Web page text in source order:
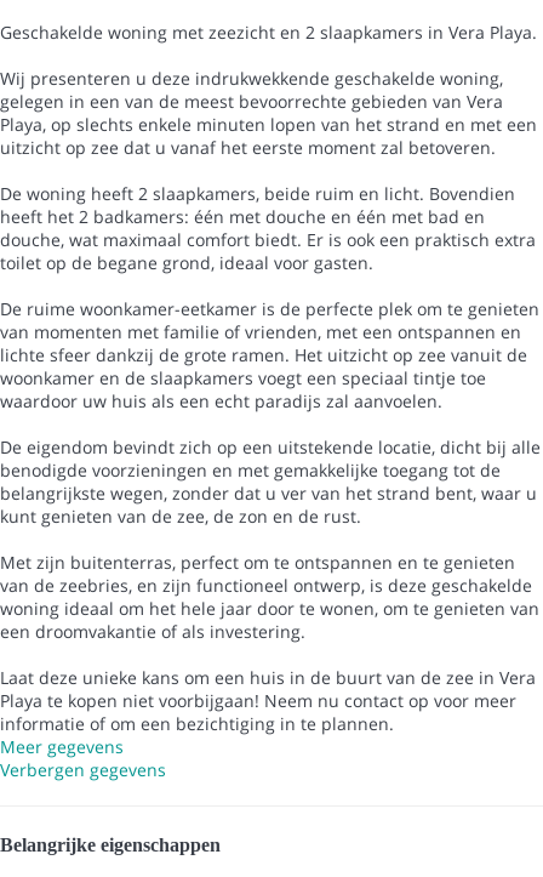
Geschakelde woning met zeezicht en 2 slaapkamers in Vera Playa.
Wij presenteren u deze indrukwekkende geschakelde woning,
gelegen in een van de meest bevoorrechte gebieden van Vera
Playa, op slechts enkele minuten lopen van het strand en met een
uitzicht op zee dat u vanaf het eerste moment zal betoveren.
De woning heeft 2 slaapkamers, beide ruim en licht. Bovendien
heeft het 2 badkamers: één met douche en één met bad en
douche, wat maximaal comfort biedt. Er is ook een praktisch extra
toilet op de begane grond, ideaal voor gasten.
De ruime woonkamer-eetkamer is de perfecte plek om te genieten
van momenten met familie of vrienden, met een ontspannen en
lichte sfeer dankzij de grote ramen. Het uitzicht op zee vanuit de
woonkamer en de slaapkamers voegt een speciaal tintje toe
waardoor uw huis als een echt paradijs zal aanvoelen.
De eigendom bevindt zich op een uitstekende locatie, dicht bij alle
benodigde voorzieningen en met gemakkelijke toegang tot de
belangrijkste wegen, zonder dat u ver van het strand bent, waar u
kunt genieten van de zee, de zon en de rust.
Met zijn buitenterras, perfect om te ontspannen en te genieten
van de zeebries, en zijn functioneel ontwerp, is deze geschakelde
woning ideaal om het hele jaar door te wonen, om te genieten van
een droomvakantie of als investering.
Laat deze unieke kans om een huis in de buurt van de zee in Vera
Playa te kopen niet voorbijgaan! Neem nu contact op voor meer
informatie of om een bezichtiging in te plannen.
Meer gegevens
Verbergen gegevens
Belangrijke eigenschappen